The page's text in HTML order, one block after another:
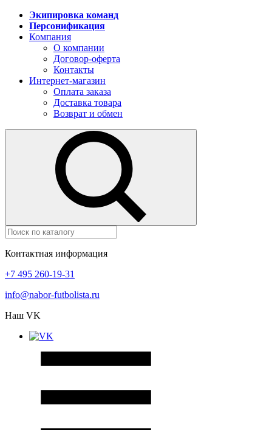
Экипировка команд
Персонификация
Компания
О компании
Договор-оферта
Контакты
Интернет-магазин
Оплата заказа
Доставка товара
Возврат и обмен
Контактная информация
+7 495 260-19-31
info@nabor-futbolista.ru
Наш VK